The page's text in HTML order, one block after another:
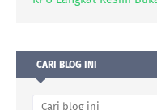
CARI BLOG INI